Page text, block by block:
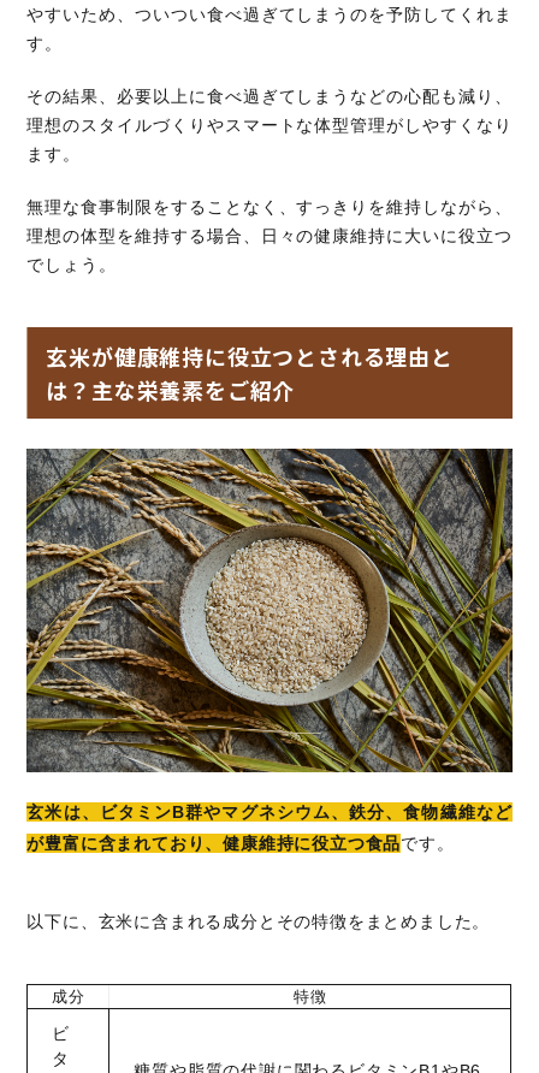
やすいため、ついつい食べ過ぎてしまうのを予防してくれま
す。
その結果、必要以上に食べ過ぎてしまうなどの心配も減り、
理想のスタイルづくりやスマートな体型管理がしやすくなり
ます。
無理な食事制限をすることなく、すっきりを維持しながら、
理想の体型を維持する場合、日々の健康維持に大いに役立つ
でしょう。
玄米が健康維持に役立つとされる理由と
は？主な栄養素をご紹介
玄米は、ビタミンB群やマグネシウム、鉄分、食物繊維など
が豊富に含まれており、健康維持に役立つ食品です。
以下に、玄米に含まれる成分とその特徴をまとめました。
成分 特徴
ビ
タ